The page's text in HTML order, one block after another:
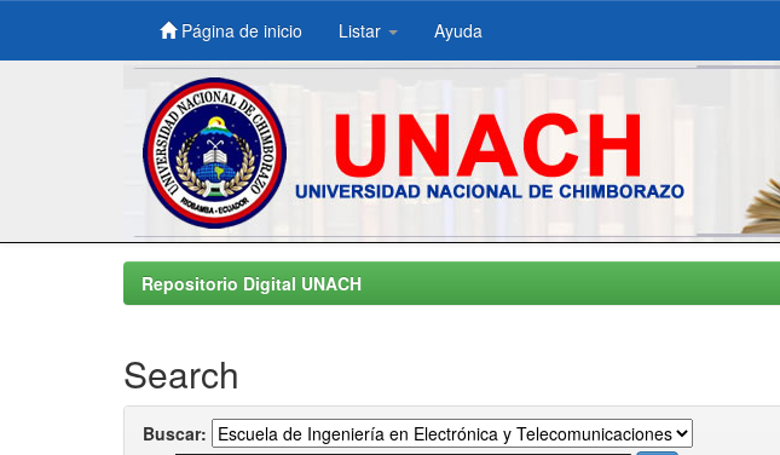
Skip
Página de inicio Listar Ayuda
Repositorio Digital UNACH
Search
Buscar: